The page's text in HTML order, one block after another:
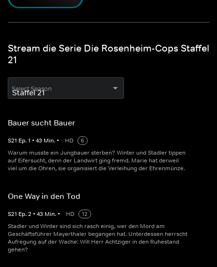
Stream die Serie Die Rosenheim-Cops Staffel
21
Select Season
Bauer sucht Bauer
S21 Ep.1 • 43 Min. • HD
6
Warum musste ein Jungbauer sterben? Winter und Stadler tippen
auf Eifersucht, denn der Landwirt ging fremd. Marie hat derweil
viel um die Ohren, sie organisiert die Verleihung der Ehrenmünze.
One Way in den Tod
S21 Ep.2 • 43 Min. • HD
12
Stadler und Winter sind sich rasch einig, wer den Mord am
Geschäftsführer Mayerthaler begangen hat. Unterdessen herrscht
Aufregung auf der Wache: Will Herr Achtziger in den Ruhestand
gehen?